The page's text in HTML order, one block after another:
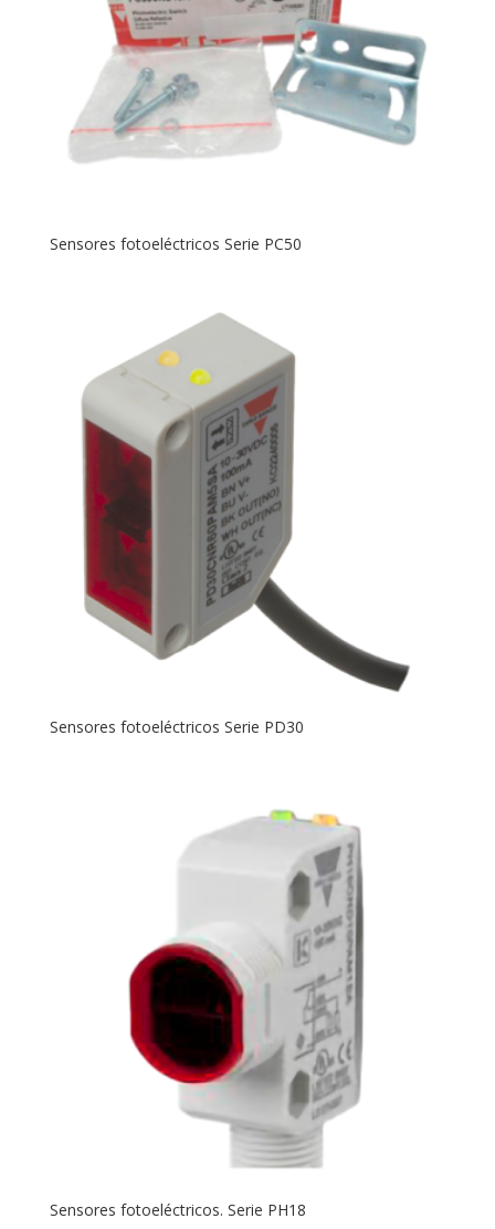
Sensores fotoeléctricos Serie PC50
Sensores fotoeléctricos Serie PD30
Sensores fotoeléctricos. Serie PH18